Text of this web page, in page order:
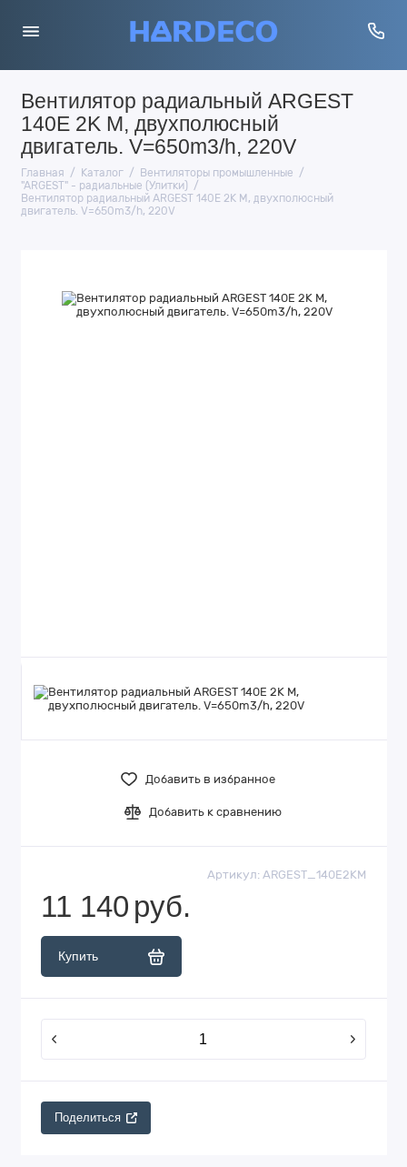
Вентилятор радиальный ARGEST
140E 2K M, двухполюсный
двигатель. V=650m3/h, 220V
Главная Каталог
Вентиляторы промышленные
"ARGEST" - радиальные (Улитки)
Вентилятор радиальный ARGEST 140E 2K M, двухполюсный
двигатель. V=650m3/h, 220V
Добавить в избранное
Добавить к сравнению
Артикул: ARGEST_140E2KM
11 140 руб.
Купить
Поделиться